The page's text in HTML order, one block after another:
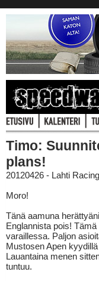
Timo:
plans!
20120426 - Lahti Racing
Moro!
Tänä aamuna
Englannista pois!
varaillessa. Paljon
Mustosen Apen
Lauantaina menen
tuntuu.